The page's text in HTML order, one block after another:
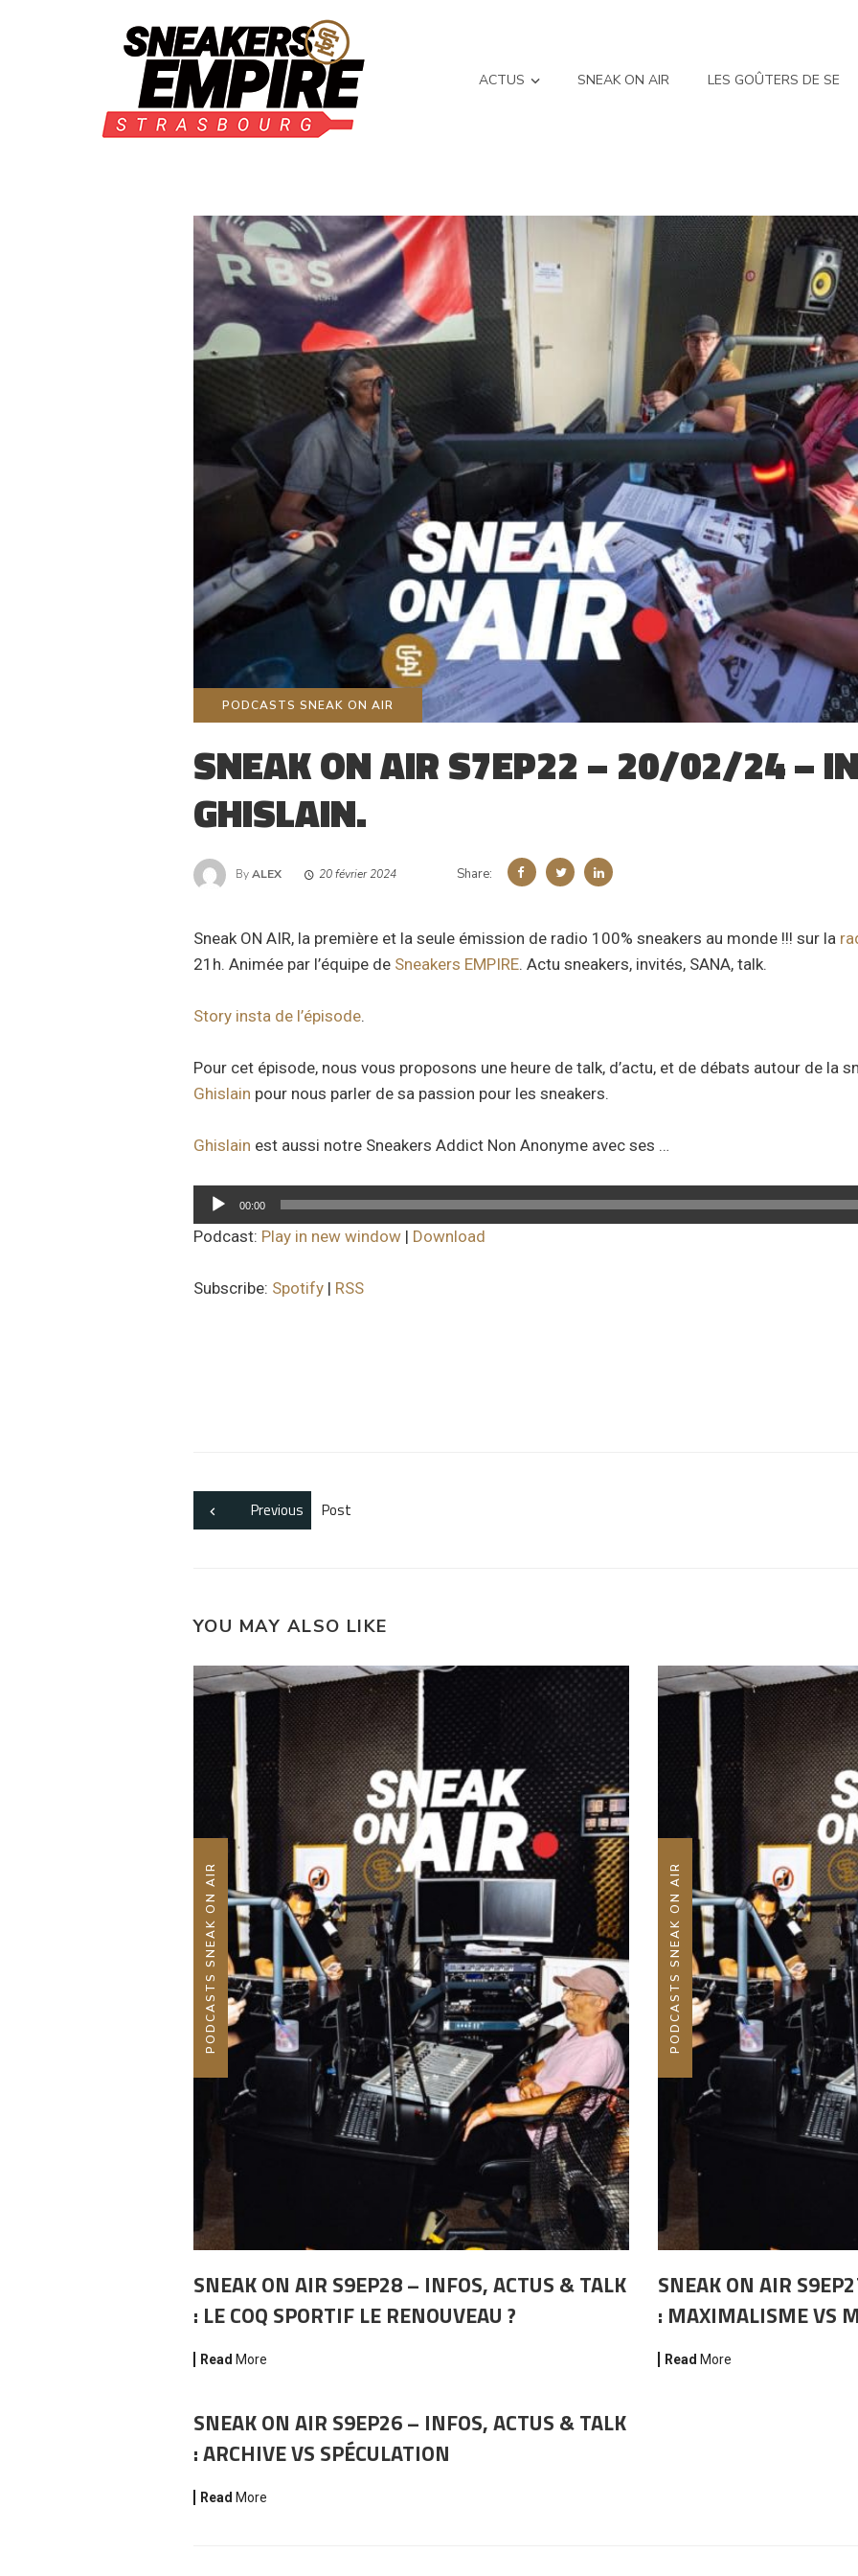
ACTUS SNEAK ON AIR LES GOÛTERS DE SE
PODCASTS SNEAK ON AIR
SNEAK ON AIR S7EP22 – 20/02/24 –
GHISLAIN.
ByALEX 20 février 2024 Share:
Sneak ON AIR, la première et la seule émission de radio 100% sneakers au monde !!! sur la
21h. Animée par l’équipe de Sneakers EMPIRE. Actu sneakers, invités, SANA, talk.
Story insta de l’épisode.
Pour cet épisode, nous vous proposons une heure de talk, d’actu, et de débats autour de la
Ghislain pour nous parler de sa passion pour les sneakers.
Ghislain est aussi notre Sneakers Addict Non Anonyme avec ses …
Lecteur
audio
00:00
Podcast: Play in new window | Download
Subscribe: Spotify | RSS
Previous Post
YOU MAY ALSO LIKE
PODCASTS SNEAK ON AIR
SNEAK ON AIR S9EP28 – INFOS, ACTUS & TALK
: LE COQ SPORTIF LE RENOUVEAU ?
Read More
PODCASTS SNEAK ON AIR
SNEAK ON AIR
: MAXIMALISME VS
Read More
SNEAK ON AIR S9EP26 – INFOS, ACTUS & TALK
: ARCHIVE VS SPÉCULATION
Read More